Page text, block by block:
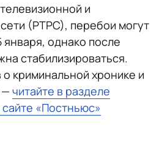
и
(РТРС), перебои могут
однако после
стабилизироваться.
криминальной хронике и
— читайте в разделе
«Постньюс»